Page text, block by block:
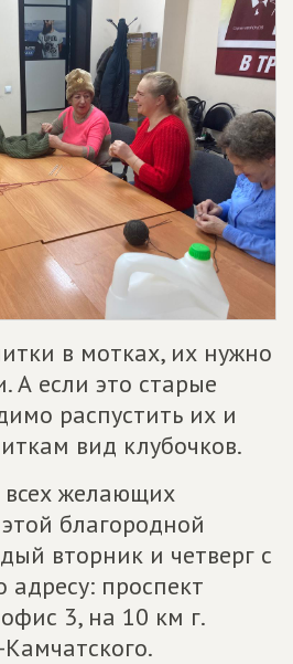
в мотках, их нужно
А если это старые
распустить их и
вид клубочков.
желающих
благородной
вторник и четверг с
адресу: проспект
3, на 10 км г.